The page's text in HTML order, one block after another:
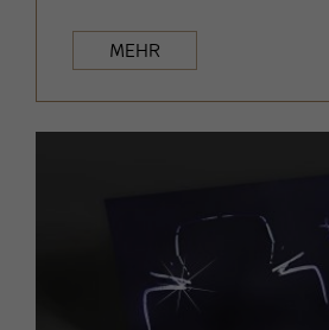
MEHR